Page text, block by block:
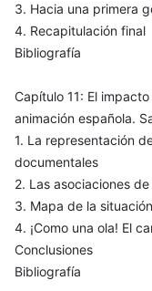
3. Hacia una primera
4. Recapitulación final
Bibliografía
Capítulo 11: El
animación española.
1. La representación
documentales
2. Las asociaciones
3. Mapa de la
4. ¡Como una ola! El
Conclusiones
Bibliografía